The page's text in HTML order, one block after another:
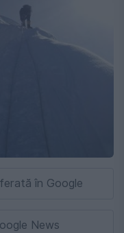
în Google
News